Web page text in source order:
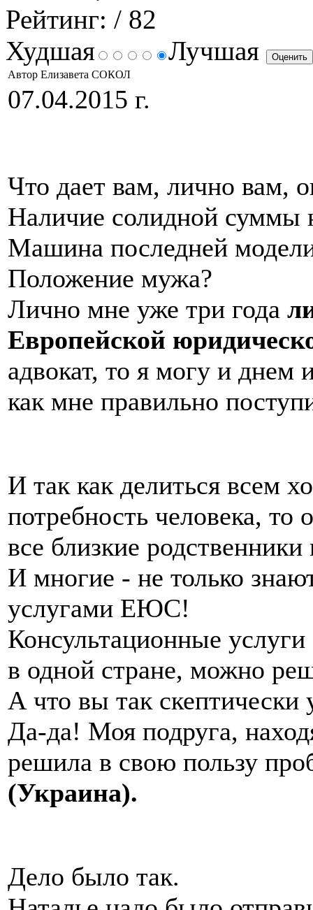
Рейтинг: / 82
Худшая
Лучшая
Автор Елизавета СОКОЛ
07.04.2015 г.
Что дает вам, лично вам,
Наличие солидной суммы
Машина последней
Положение мужа?
Лично мне уже три года
Европейской
адвокат, то я могу и днем
как мне правильно
И так как делиться всем
потребность человека,
все близкие
И многие - не только
услугами ЕЮС!
Консультационные
в одной стране, можно
А что вы так скептически
Да-да! Моя подруга,
решила в свою пользу
(Украина).
Дело было так.